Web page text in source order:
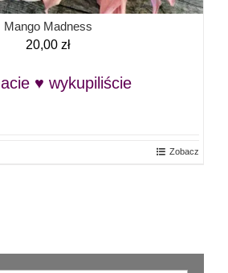
Mango Madness
20,00 zł
♥ wykupiliście
Zobacz